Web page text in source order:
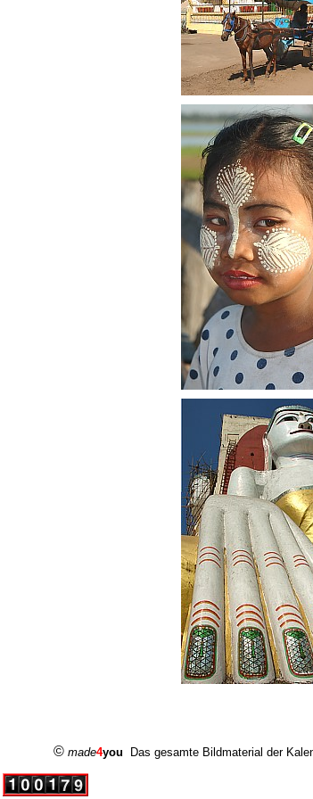
© made4you Das gesamte Bildmaterial der